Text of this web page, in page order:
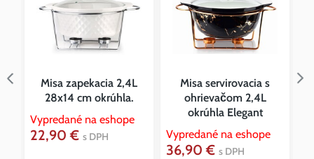
Misa zapekacia 2,4L
28x14 cm okrúhla.
Vypredané na eshope
22,90 € s DPH
Misa servirovacia s
ohrievačom 2,4L
okrúhla Elegant
Vypredané na eshope
36,90 € s DPH